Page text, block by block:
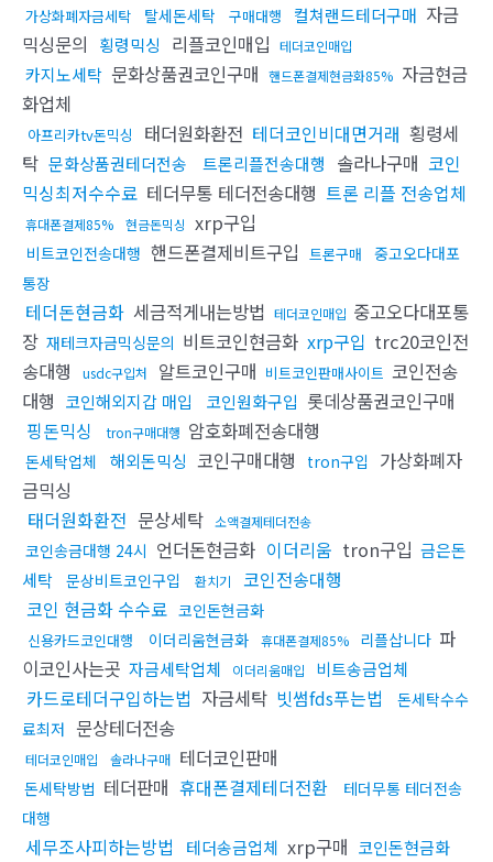
가상화폐자금세탁 탈세돈세탁 구매대행 컬쳐랜드테더구매 자금
믹싱문의
횡령믹싱 리플코인매입 테더코인매입
카지노세탁 문화상품권코인구매 핸드폰결제현금화85% 자금현금
화업체
아프리카tv돈믹싱 태더원화환전 테더코인비대면거래 횡령세
탁 문화상품권테더전송 트론리플전송대행 솔라나구매 코인
믹싱최저수수료 테더무통 테더전송대행 트론 리플 전송업체
휴대폰결제85% 현금돈믹싱 xrp구입
비트코인전송대행 핸드폰결제비트구입 트론구매
중고오다대포
통장
테더돈현금화 세금적게내는방법 테더코인매입 중고오다대포통
장 재테크자금믹싱문의 비트코인현금화 xrp구입 trc20코인전
송대행
usdc구입처 알트코인구매 비트코인판매사이트 코인전송
대행 코인해외지갑 매입 코인원화구입 롯데상품권코인구매
핑돈믹싱
tron구매대행 암호화폐전송대행
돈세탁업체 해외돈믹싱 코인구매대행 tron구입
가상화폐자
금믹싱
태더원화환전 문상세탁 소액결제테더전송
코인송금대행 24시 언더돈현금화 이더리움 tron구입 금은돈
세탁 문상비트코인구입 환치기
코인전송대행
코인 현금화 수수료 코인돈현금화
신용카드코인대행 이더리움현금화 휴대폰결제85% 리플삽니다 파
이코인사는곳 자금세탁업체 이더리움매입 비트송금업체
카드로테더구입하는법 자금세탁 빗썸fds푸는법
돈세탁수수
료최저 문상테더전송
테더코인매입 솔라나구매 테더코인판매
돈세탁방법 테더판매 휴대폰결제테더전환
테더무통 테더전송
대행
세무조사피하는방법 테더송금업체 xrp구매 코인돈현금화